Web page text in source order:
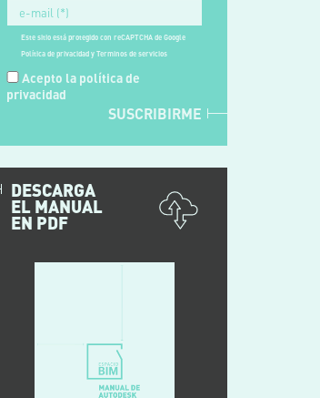
Este sitio está protegido con reCAPTCHA de Google
Política de privacidad y Terminos de servicios
Acepto la política de
privacidad
DESCARGA
EL MANUAL
EN PDF